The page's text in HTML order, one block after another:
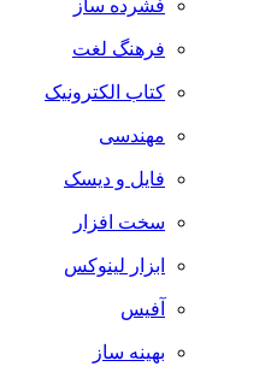
فشرده ساز
فرهنگ لغت
کتاب الکترونیک
مهندسی
فایل و دیسک
سخت افزار
ابزار لینوکس
آفیس
بهینه ساز